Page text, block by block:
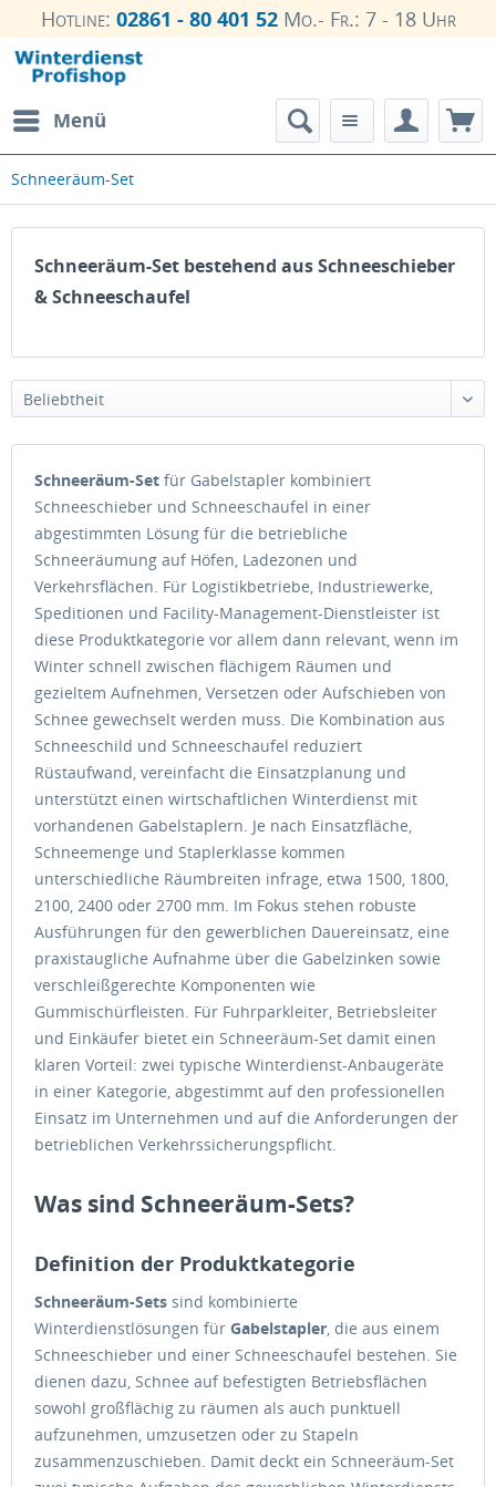
Hotline: 02861 - 80 401 52Mo.- Fr.: 7 - 18 Uhr
Menü
Schneeräum-Set
Schneeräum-Set bestehend aus Schneeschieber
& Schneeschaufel
Beliebtheit
Schneeräum-Set für Gabelstapler kombiniert
Schneeschieber und Schneeschaufel in einer
abgestimmten Lösung für die betriebliche
Schneeräumung auf Höfen, Ladezonen und
Verkehrsflächen. Für Logistikbetriebe, Industriewerke,
Speditionen und Facility-Management-Dienstleister ist
diese Produktkategorie vor allem dann relevant, wenn im
Winter schnell zwischen flächigem Räumen und
gezieltem Aufnehmen, Versetzen oder Aufschieben von
Schnee gewechselt werden muss. Die Kombination aus
Schneeschild und Schneeschaufel reduziert
Rüstaufwand, vereinfacht die Einsatzplanung und
unterstützt einen wirtschaftlichen Winterdienst mit
vorhandenen Gabelstaplern. Je nach Einsatzfläche,
Schneemenge und Staplerklasse kommen
unterschiedliche Räumbreiten infrage, etwa 1500, 1800,
2100, 2400 oder 2700 mm. Im Fokus stehen robuste
Ausführungen für den gewerblichen Dauereinsatz, eine
praxistaugliche Aufnahme über die Gabelzinken sowie
verschleißgerechte Komponenten wie
Gummischürfleisten. Für Fuhrparkleiter, Betriebsleiter
und Einkäufer bietet ein Schneeräum-Set damit einen
klaren Vorteil: zwei typische Winterdienst-Anbaugeräte
in einer Kategorie, abgestimmt auf den professionellen
Einsatz im Unternehmen und auf die Anforderungen der
betrieblichen Verkehrssicherungspflicht.
Was sind Schneeräum-Sets?
Definition der Produktkategorie
Schneeräum-Sets sind kombinierte
Winterdienstlösungen für Gabelstapler, die aus einem
Schneeschieber und einer Schneeschaufel bestehen. Sie
dienen dazu, Schnee auf befestigten Betriebsflächen
sowohl großflächig zu räumen als auch punktuell
aufzunehmen, umzusetzen oder zu Stapeln
zusammenzuschieben. Damit deckt ein Schneeräum-Set